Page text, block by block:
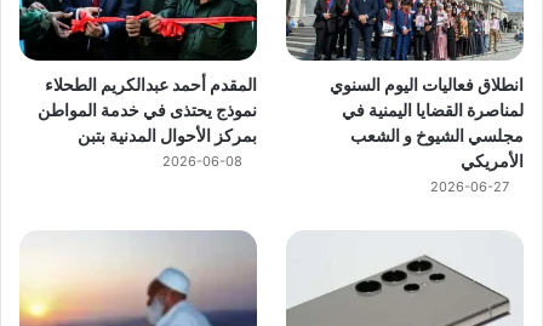
انطلاق فعاليات اليوم السنوي
لمناصرة القضايا اليمنية في
مجلسي الشيوخ و الشعب
الأمريكي
2026-06-27
المقدم أحمد عبدالكريم الطحلاء
نموذج يحتذى في خدمة المواطن
بمركز الأحوال المدنية بتبن
2026-06-08